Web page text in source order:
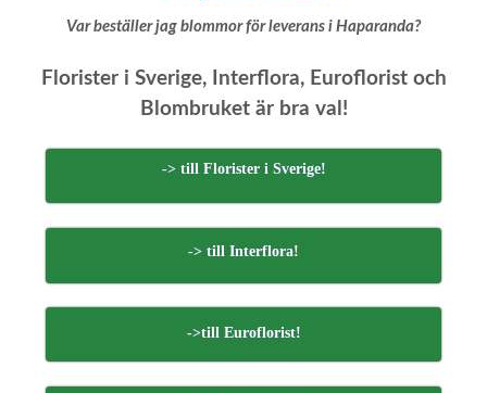
Var beställer jag blommor för leverans i Haparanda?
Florister i Sverige, Interflora, Euroflorist och
Blombruket är bra val!
-> till Florister i Sverige!
-> till Interflora!
->till Euroflorist!